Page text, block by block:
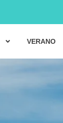
VERANO